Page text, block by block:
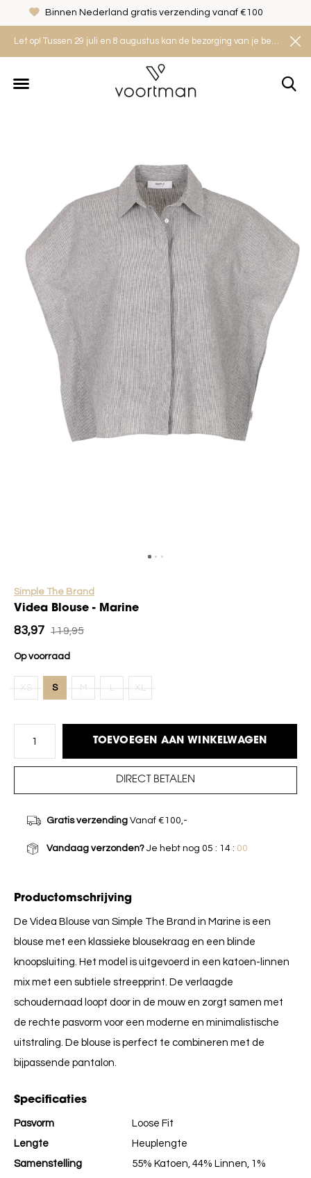
Let op! Tussen 29 juli en 8 augustus kan de bezorging van je bestelling iets langer duren. Houd rekening met een levertijd van 2 tot 4 werkdagen.
Binnen Nederland gratis verzending vanaf €100
Simple The Brand
Videa Blouse - Marine
83,97 119,95
Op voorraad
XS S M L XL
TOEVOEGEN AAN WINKELWAGEN
DIRECT BETALEN
Gratis verzendingVanaf €100,-
Vandaag verzonden?Je hebt nog 05 : 14 : 00
Productomschrijving
De Videa Blouse van Simple The Brand in Marine is een
blouse met een klassieke blousekraag en een blinde
knoopsluiting. Het model is uitgevoerd in een katoen-linnen
mix met een subtiele streepprint. De verlaagde
schoudernaad loopt door in de mouw en zorgt samen met
de rechte pasvorm voor een moderne en minimalistische
uitstraling. De blouse is perfect te combineren met de
bijpassende pantalon.
Specificaties
Pasvorm
Loose Fit
Lengte
Heuplengte
Samenstelling
55% Katoen, 44% Linnen, 1%